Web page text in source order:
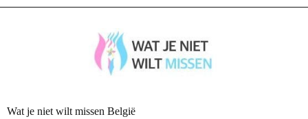
Wat je niet wilt missen België